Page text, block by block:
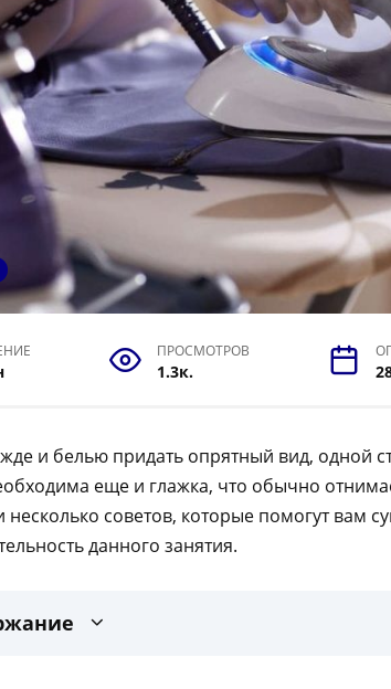
ПРОСМОТРОВ
1.3к.
и белью придать опрятный вид, одной
еще и глажка, что обычно
несколько советов, которые помогут вам
данного занятия.